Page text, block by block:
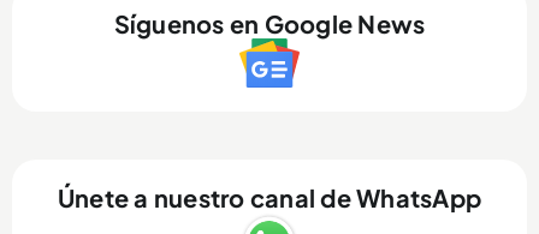
Síguenos en Google News
Únete a nuestro canal de WhatsApp